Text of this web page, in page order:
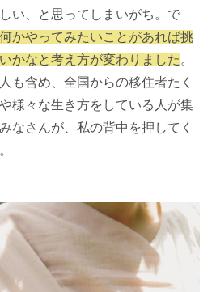
い、と思ってしまいがち。で
かやってみたいことがあれば挑
かなと考え方が変わりました 。
も含め、全国からの移住者たく
様々な生き方をしている人が集
なさんが、私の背中を押してく